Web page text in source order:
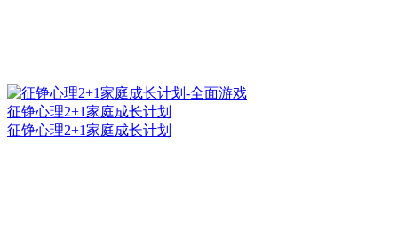
征铮心理2+1家庭成长计划
征铮心理2+1家庭成长计划